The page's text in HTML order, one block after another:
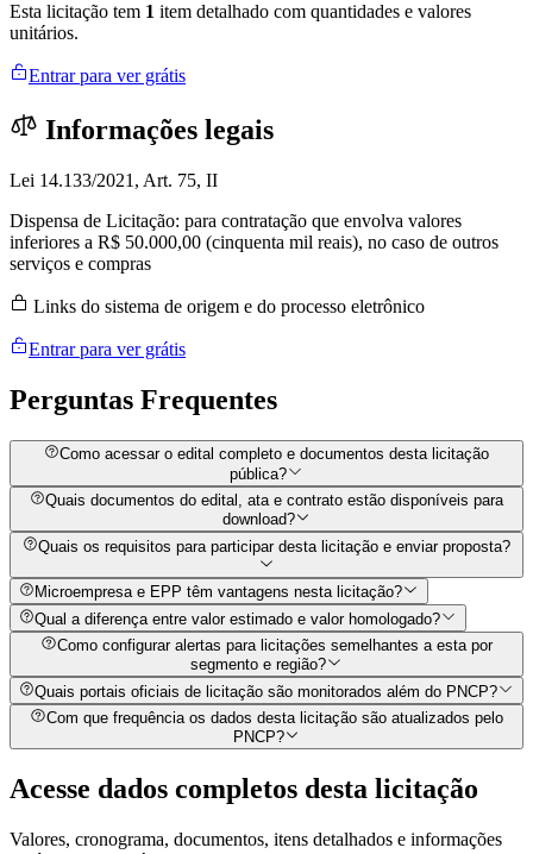
Esta licitação tem 1 item detalhado com quantidades e valores
unitários.
Entrar para ver grátis
Informações legais
Lei 14.133/2021, Art. 75, II
Dispensa de Licitação: para contratação que envolva valores
inferiores a R$ 50.000,00 (cinquenta mil reais), no caso de outros
serviços e compras
Links do sistema de origem e do processo eletrônico
Entrar para ver grátis
Perguntas Frequentes
Como acessar o edital completo e documentos desta licitação
pública?
Quais documentos do edital, ata e contrato estão disponíveis para
download?
Quais os requisitos para participar desta licitação e enviar proposta?
Microempresa e EPP têm vantagens nesta licitação?
Qual a diferença entre valor estimado e valor homologado?
Como configurar alertas para licitações semelhantes a esta por
segmento e região?
Quais portais oficiais de licitação são monitorados além do PNCP?
Com que frequência os dados desta licitação são atualizados pelo
PNCP?
Acesse dados completos desta licitação
Valores, cronograma, documentos, itens detalhados e informações